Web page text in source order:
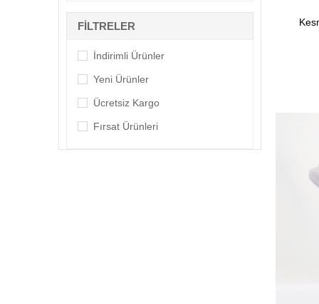
Doğal Taş Anahtarlık
Doğal Su Taşı
Doğal Taş Tesbih
Doğal Taş Seti
Doğal Taş Pandül
FILTRELER
İndirimli Ürünler
Yeni Ürünler
Ücretsiz Kargo
Fırsat Ürünleri